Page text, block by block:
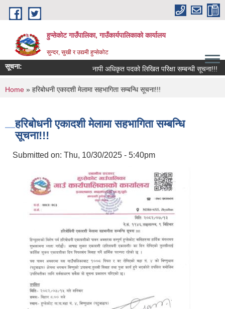
Skip to main content
हुप्सेकोट गाउँपालिका, गाउँकार्यपालिकाको कार्यालय
सुन्दर, सुखी र उद्यमी हुप्सेकोट
सूचना: नापी अधिकृत पदको लिखित परिक्षा सम्बन्धी सूचना!!!
You are here
Home » हरिबोधनी एकादशी मेलामा सहभागिता सम्बन्धि सूचना!!!
हरिबोधनी एकादशी मेलामा सहभागिता सम्बन्धि
सूचना!!!
Submitted on: Thu, 10/30/2025 - 5:40pm